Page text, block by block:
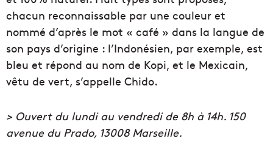
chacun reconnaissable par une couleur et
nommé d’après le mot « café » dans la langue de
son pays d’origine : l’Indonésien, par exemple, est
bleu et répond au nom de Kopi, et le Mexicain,
vêtu de vert, s’appelle Chido.
> Ouvert du lundi au vendredi de 8h à 14h. 150
avenue du Prado, 13008 Marseille.